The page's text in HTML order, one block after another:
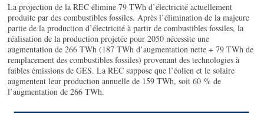
La projection de la REC élimine 79 TWh d’électricité actuellement
produite par des combustibles fossiles. Après l’élimination de la majeure
partie de la production d’électricité à partir de combustibles fossiles, la
réalisation de la production projetée pour 2050 nécessite une
augmentation de 266 TWh (187 TWh d’augmentation nette + 79 TWh de
remplacement des combustibles fossiles) provenant des technologies à
faibles émissions de GES. La REC suppose que l’éolien et le solaire
augmentent leur production annuelle de 159 TWh, soit 60 % de
l’augmentation de 266 TWh.